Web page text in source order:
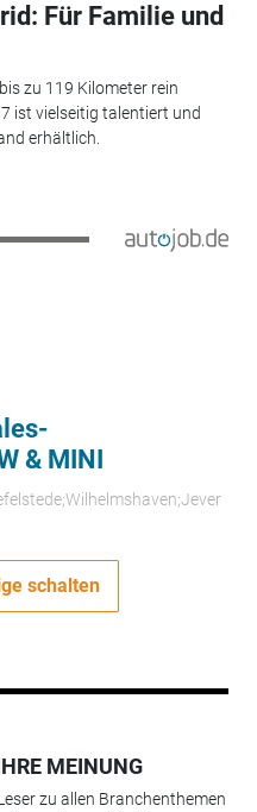
Für Familie und
zu 119 Kilometer rein
ist vielseitig talentiert und
erhältlich.
& MINI
schalten
MEINUNG
zu allen Branchenthemen